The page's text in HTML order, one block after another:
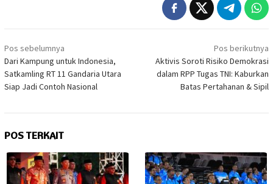
Navigasi
pos
Pos sebelumnya
Dari Kampung untuk Indonesia,
Satkamling RT 11 Gandaria Utara
Siap Jadi Contoh Nasional
Pos berikutnya
Aktivis Soroti Risiko Demokrasi
dalam RPP Tugas TNI: Kaburkan
Batas Pertahanan & Sipil
POS TERKAIT